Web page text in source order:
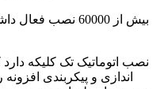
اندازی و پیکربندی